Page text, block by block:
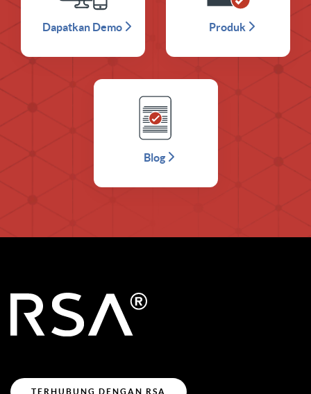
Dapatkan Demo Produk
Blog
TERHUBUNG DENGAN RSA